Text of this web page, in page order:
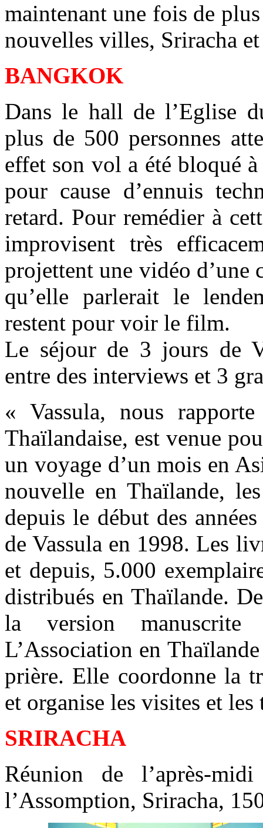
maintenant une fois de
nouvelles villes, Sriracha
BANGKOK
Dans le hall de l’Eglise
plus de 500 personnes
effet son vol a été bloqué
pour cause d’ennuis
retard. Pour remédier à
improvisent très
projettent une vidéo d’une
qu’elle parlerait le
restent pour voir le film.
Le séjour de 3 jours de
entre des interviews et 3
« Vassula, nous
Thaïlandaise, est venue
un voyage d’un mois en
nouvelle en Thaïlande,
depuis le début des
de Vassula en 1998. Les
et depuis, 5.000
distribués en Thaïlande.
la version manuscrite
L’Association en
prière. Elle coordonne la
et organise les visites et
SRIRACHA
Réunion de l’après-
l’Assomption, Sriracha,